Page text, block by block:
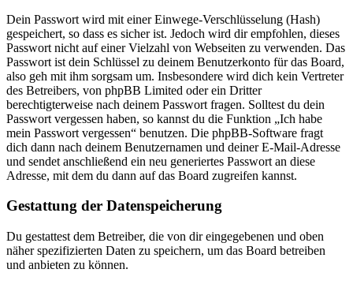
Dein Passwort wird mit einer Einwege-Verschlüsselung (Hash)
gespeichert, so dass es sicher ist. Jedoch wird dir empfohlen, dieses
Passwort nicht auf einer Vielzahl von Webseiten zu verwenden. Das
Passwort ist dein Schlüssel zu deinem Benutzerkonto für das Board,
also geh mit ihm sorgsam um. Insbesondere wird dich kein Vertreter
des Betreibers, von phpBB Limited oder ein Dritter
berechtigterweise nach deinem Passwort fragen. Solltest du dein
Passwort vergessen haben, so kannst du die Funktion „Ich habe
mein Passwort vergessen“ benutzen. Die phpBB-Software fragt
dich dann nach deinem Benutzernamen und deiner E-Mail-Adresse
und sendet anschließend ein neu generiertes Passwort an diese
Adresse, mit dem du dann auf das Board zugreifen kannst.
Gestattung der Datenspeicherung
Du gestattest dem Betreiber, die von dir eingegebenen und oben
näher spezifizierten Daten zu speichern, um das Board betreiben
und anbieten zu können.